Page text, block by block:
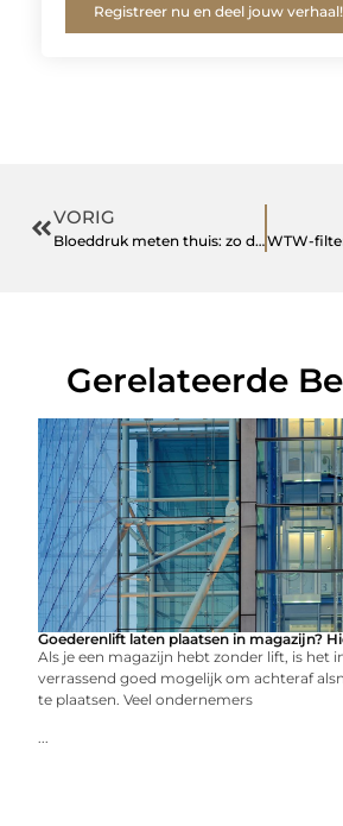
Registreer nu en deel jouw verhaal!
VORIG
Bloeddruk meten thuis: zo doe je dat op de juiste manier
Gerelateerde
Goederenlift laten plaatsen in magazijn?
Als je een magazijn hebt zonder lift, is het
verrassend goed mogelijk om achteraf
te plaatsen. Veel ondernemers
...